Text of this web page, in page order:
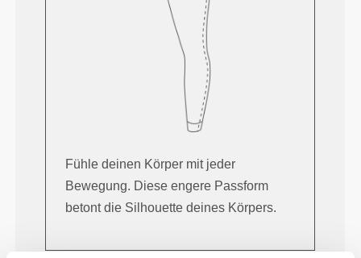
Fühle deinen Körper mit jeder
Bewegung. Diese engere Passform
betont die Silhouette deines Körpers.